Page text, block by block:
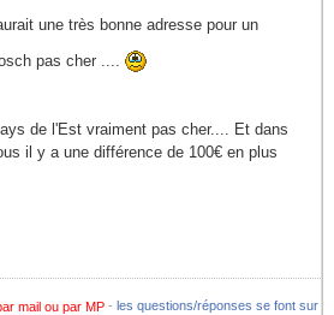
une très bonne adresse pour un
pas cher ....
de l'Est vraiment pas cher.... Et dans
il y a une différence de 100€ en plus
mail ou par MP- les questions/réponses se font sur